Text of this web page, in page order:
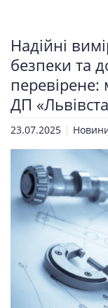
Надійні
безпеки та
перевірене:
ДП
23.07.2025